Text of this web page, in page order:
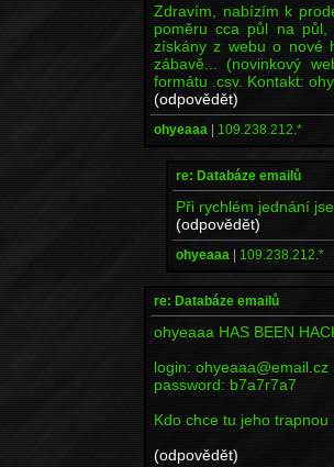
Zdravím, nabízím k
poměru cca půl na půl,
získány z webu o nové
zábavě... (novinkový
formátu .csv. Kontakt:
(odpovědět)
ohyeaaa | 109.238.212.*
re: Databáze emailů
Při rychlém jednání
(odpovědět)
ohyeaaa | 109.238.212.*
re: Databáze emailů
ohyeaaa HAS BEEN
login: ohyeaaa@email.cz
password: b7a7r7a7
Kdo chce tu jeho
(odpovědět)